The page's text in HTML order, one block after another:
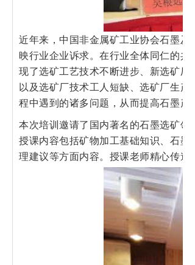
近年来，中国非金属矿工业协会石墨
映行业企业诉求。在行业全体同仁的
现了选矿工艺技术不断进步、新选矿
以及选矿厂技术工人短缺、选矿厂生
程中遇到的诸多问题，从而提高石墨产
本次培训邀请了国内著名的石墨选矿
授课内容包括矿物加工基础知识、石
理建议等方面内容。授课老师精心传